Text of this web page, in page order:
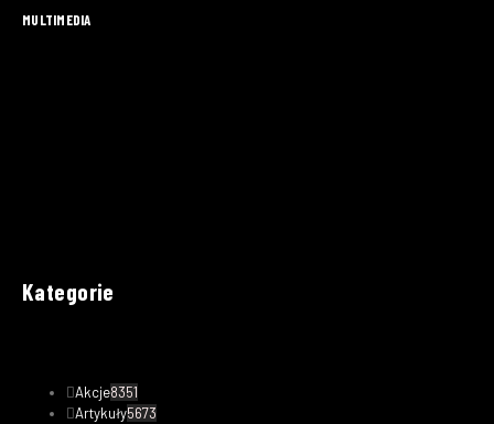
MULTIMEDIA
Kategorie
Akcje8351
Artykuły5673